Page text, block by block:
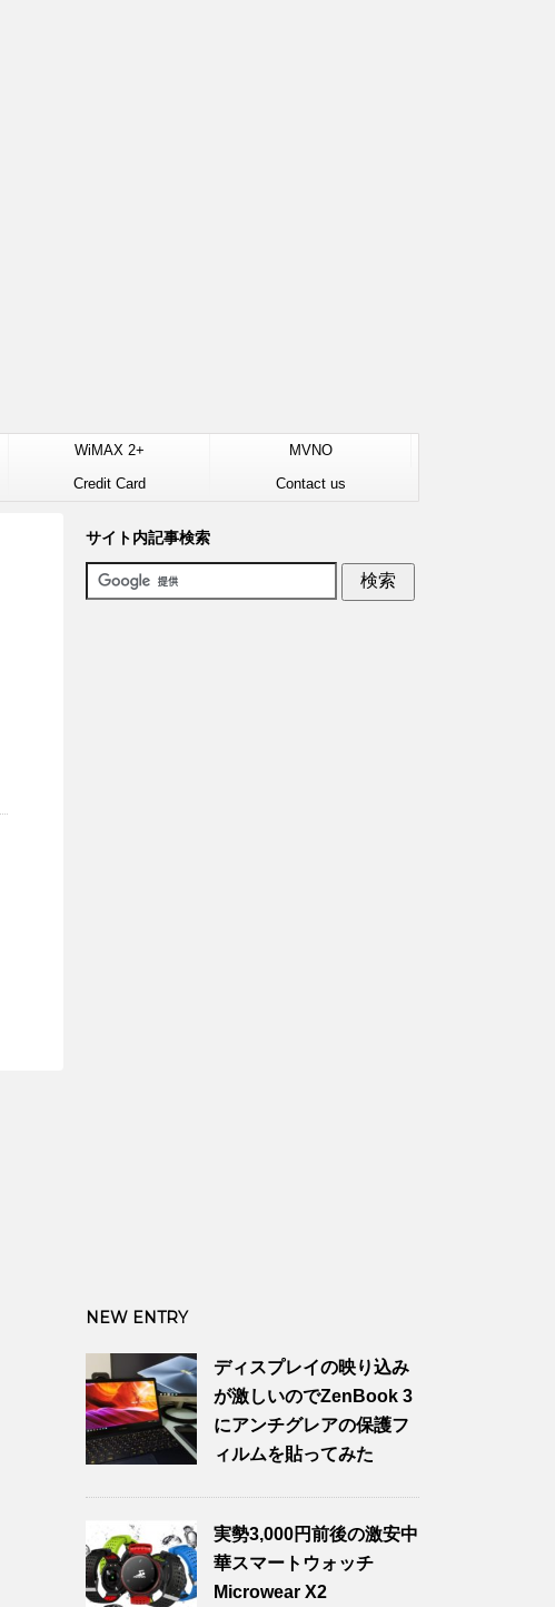
WiMAX 2+
MVNO
Credit Card Contact us
サイト内記事検索
NEW ENTRY
ディスプレイの映り込み
が激しいのでZenBook 3
にアンチグレアの保護フ
ィルムを貼ってみた
実勢3,000円前後の激安中
華スマートウォッチ
Microwear X2